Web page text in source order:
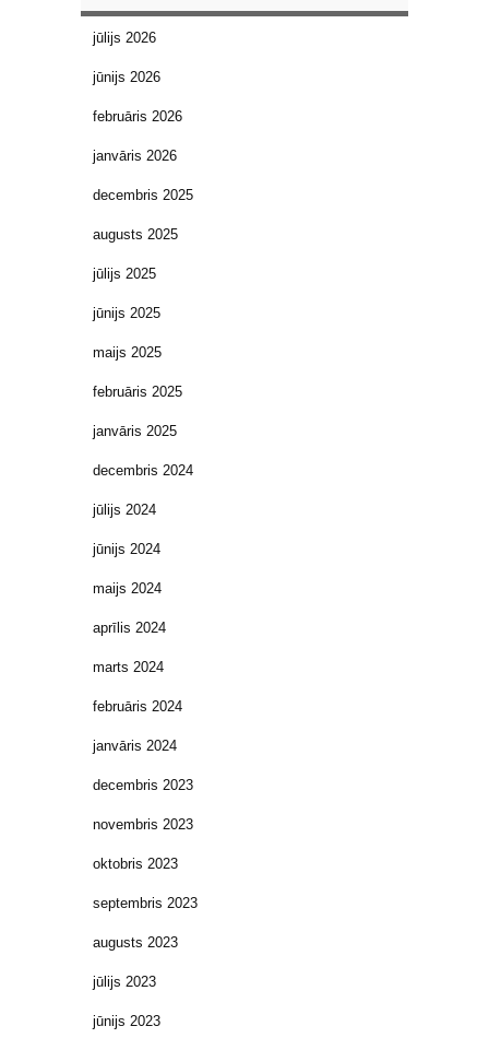
jūlijs 2026
jūnijs 2026
februāris 2026
janvāris 2026
decembris 2025
augusts 2025
jūlijs 2025
jūnijs 2025
maijs 2025
februāris 2025
janvāris 2025
decembris 2024
jūlijs 2024
jūnijs 2024
maijs 2024
aprīlis 2024
marts 2024
februāris 2024
janvāris 2024
decembris 2023
novembris 2023
oktobris 2023
septembris 2023
augusts 2023
jūlijs 2023
jūnijs 2023